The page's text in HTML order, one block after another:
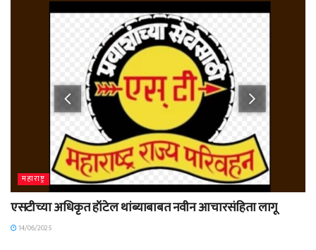
महाराष्ट्र
एसटीच्या अधिकृत हॉटेल थांब्याबाबत नवीन आचारसंहिता लागू
14/06/2025